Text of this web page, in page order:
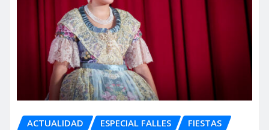
ACTUALIDAD ESPECIAL FALLES FIESTAS